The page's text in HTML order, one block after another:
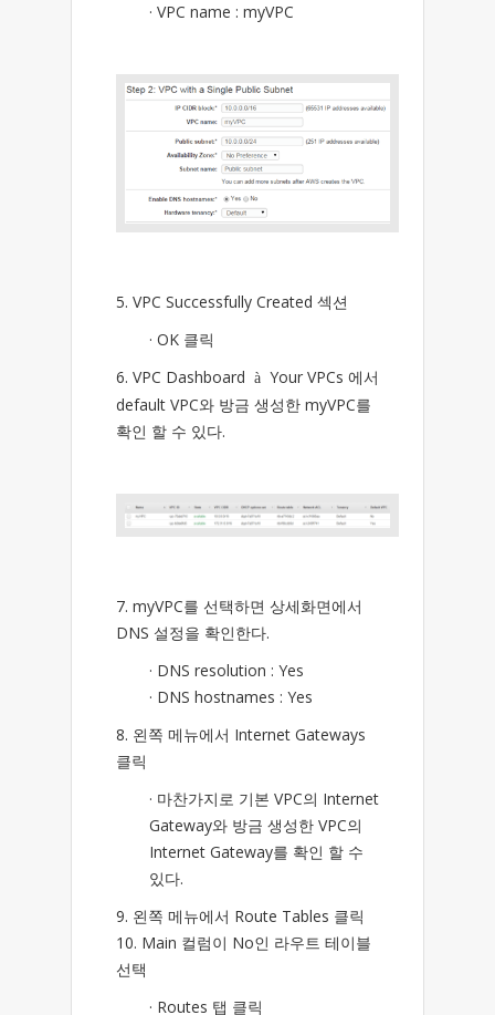
· VPC name : myVPC
5. VPC Successfully Created 섹션
· OK 클릭
6. VPC Dashboard à Your VPCs 에서
default VPC와 방금 생성한 myVPC를
확인 할 수 있다.
7. myVPC를 선택하면 상세화면에서
DNS 설정을 확인한다.
· DNS resolution : Yes
· DNS hostnames : Yes
8. 왼쪽 메뉴에서 Internet Gateways
클릭
· 마찬가지로 기본 VPC의 Internet
Gateway와 방금 생성한 VPC의
Internet Gateway를 확인 할 수
있다.
9. 왼쪽 메뉴에서 Route Tables 클릭
10. Main 컬럼이 No인 라우트 테이블
선택
· Routes 탭 클릭